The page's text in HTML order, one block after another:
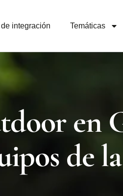
integración Temáticas
en
de